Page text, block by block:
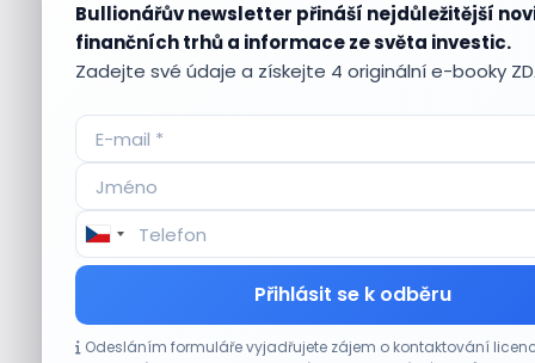
Bullionářův newsletter přináší nejdůležitější
finančních trhů a informace ze světa investic.
Zadejte své údaje a získejte 4 originální e-booky
Přihlásit se k odběru
Odesláním formuláře vyjadřujete zájem o kontaktování
Aktuálnípříležitosti
Etsy překonala odhady tržeb, objem prodejů